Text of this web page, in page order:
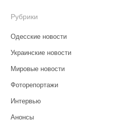
Рубрики
Одесские новости
Украинские новости
Мировые новости
Фоторепортажи
Интервью
Анонсы